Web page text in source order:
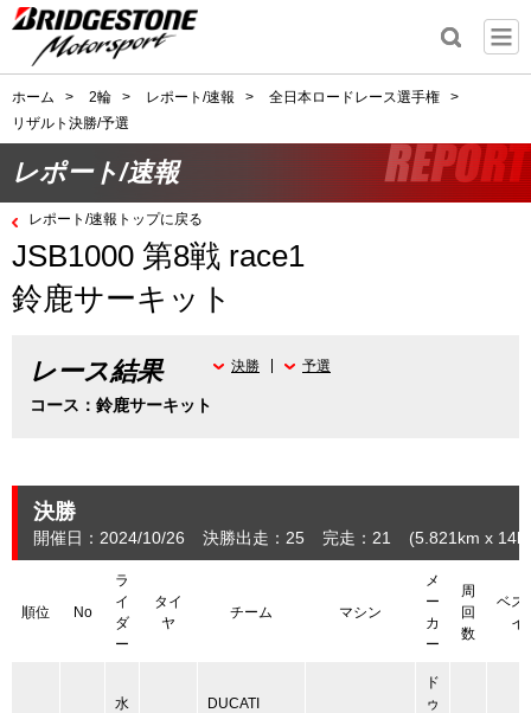
ホーム > 2輪 > レポート/速報 > 全日本ロードレース選手権
>
リザルト決勝/予選
レポート/速報
レポート/速報トップに戻る
JSB1000 第8戦 race1
鈴鹿サーキット
レース結果
コース：鈴鹿サーキット
決勝 予選
決勝
開催日：2024/10/26 決勝出走：25 完走：21 (5.821 km x
順位 No
ラ
イ
ダ
ー
タイ
ヤ
チーム マシン
メ
ー
カ
ー
周
回
数
ベス
イ
水
DUCATI
ド
ゥ